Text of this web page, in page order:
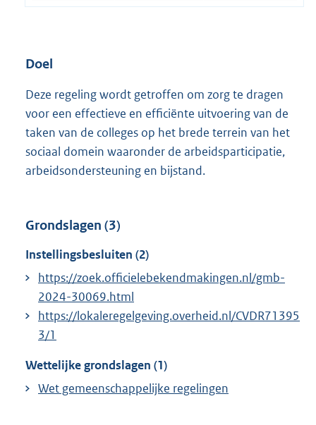
Doel
Deze regeling wordt getroffen om zorg te dragen
voor een effectieve en efficiënte uitvoering van de
taken van de colleges op het brede terrein van het
sociaal domein waaronder de arbeidsparticipatie,
arbeidsondersteuning en bijstand.
Grondslagen (3)
Instellingsbesluiten (2)
https://zoek.officielebekendmakingen.nl/gmb-
2024-30069.html
https://lokaleregelgeving.overheid.nl/CVDR71395
3/1
Wettelijke grondslagen (1)
Wet gemeenschappelijke regelingen